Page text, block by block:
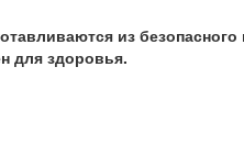
из
для здоровья.